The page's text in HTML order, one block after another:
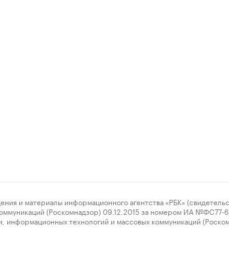
информационного агентства «РБК»
(Роскомнадзор) 09.12.2015 за номером ИА №ФС77-
технологий и массовых коммуникаций